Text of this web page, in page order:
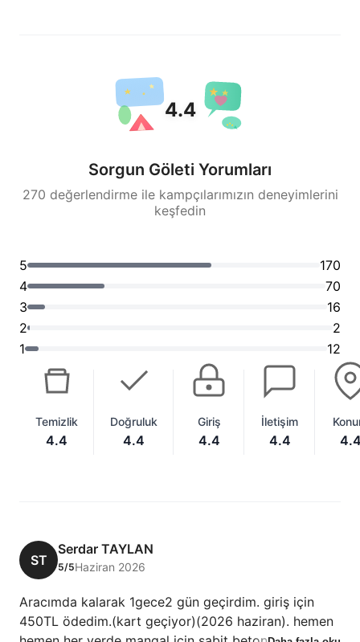
4.4
Sorgun Göleti Yorumları
270 değerlendirme ile kampçılarımızın deneyimlerini
keşfedin
5
170
4
70
3
16
2
2
1
12
Temizlik
4.4
Doğruluk
4.4
Giriş
4.4
İletişim
4.4
ST
Serdar TAYLAN
5/5Haziran 2026
Aracımda kalarak 1gece2 gün geçirdim. giriş için
450TL ödedim.(kart geçiyor)(2026 haziran). hemen